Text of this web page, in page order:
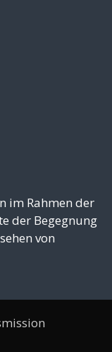
im Rahmen der
der Begegnung
von